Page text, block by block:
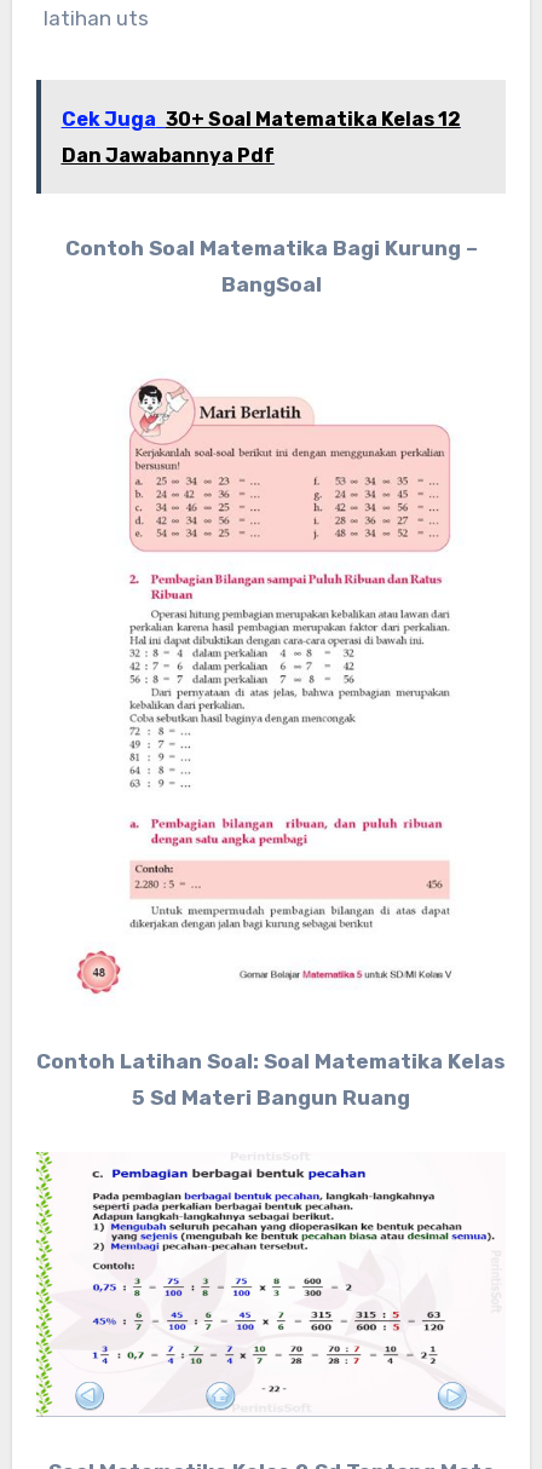
latihan uts
Cek Juga 30+ Soal Matematika Kelas 12
Dan Jawabannya Pdf
Contoh Soal Matematika Bagi Kurung –
BangSoal
Contoh Latihan Soal: Soal Matematika Kelas
5 Sd Materi Bangun Ruang